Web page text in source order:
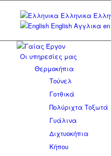
Ελληνικα
English Αγγλικα en
Οι υπηρεσίες μας
Θερμοκήπια
Τούνελ
Γοτθικά
Πολύριχτα Tοξωτά
Γυάλινα
Διχτυοκήπια
Κήπου